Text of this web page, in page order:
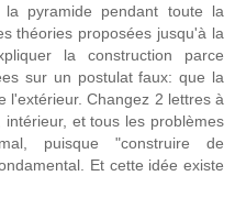
pyramide pendant toute la
théories proposées jusqu'à la
la construction parce
sur un postulat faux: que la
l'extérieur. Changez 2 lettres à
et tous les problèmes
puisque "construire de
Et cette idée existe